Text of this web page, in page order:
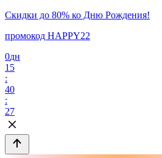
Скидки до 80% ко Дню Рождения!
промокод HAPPY22
0дн
15
:
40
:
27